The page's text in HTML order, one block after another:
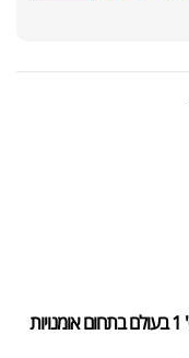
שק איגרוף מקצועי וחזק מבית UFC, המותג מס' 1 בעולם בתחום אומנויות